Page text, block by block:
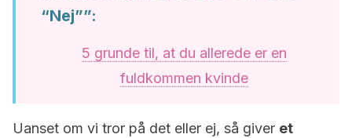
“Nej””:
5 grunde til, at du allerede er en
fuldkommen kvinde
Uanset om vi tror på det eller ej, så giver et